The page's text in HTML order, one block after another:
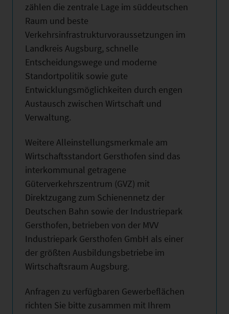
zählen die zentrale Lage im süddeutschen
Raum und beste
Verkehrsinfrastrukturvoraussetzungen im
Landkreis Augsburg, schnelle
Entscheidungswege und moderne
Standortpolitik sowie gute
Entwicklungsmöglichkeiten durch engen
Austausch zwischen Wirtschaft und
Verwaltung.
Weitere Alleinstellungsmerkmale am
Wirtschaftsstandort Gersthofen sind das
interkommunal getragene
Güterverkehrszentrum (GVZ) mit
Direktzugang zum Schienennetz der
Deutschen Bahn sowie der Industriepark
Gersthofen, betrieben von der MVV
Industriepark Gersthofen GmbH als einer
der größten Ausbildungsbetriebe im
Wirtschaftsraum Augsburg.
Anfragen zu verfügbaren Gewerbeflächen
richten Sie bitte zusammen mit Ihrem